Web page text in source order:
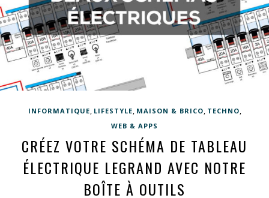
INFORMATIQUE LIFESTYLE MAISON & BRICO TECHNO
WEB & APPS
CRÉEZ VOTRE SCHÉMA DE TABLEAU
ÉLECTRIQUE LEGRAND AVEC NOTRE
BOÎTE À OUTILS